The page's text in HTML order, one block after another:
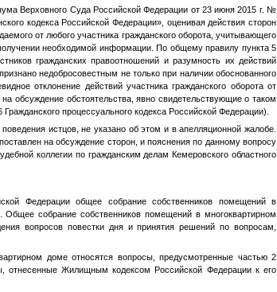
Верховного Суда Российской Федерации от 23 июня 2015 г. №
кодекса Российской Федерации», оценивая действия сторон
от любого участника гражданского оборота, учитывающего
необходимой информации. По общему правилу пункта 5
гражданских правоотношений и разумность их действий
недобросовестным не только при наличии обоснованного
отклонение действий участника гражданского оборота от
обсуждение обстоятельства, явно свидетельствующие о таком
процессуального кодекса Российской Федерации).
истцов, не указано об этом и в апелляционной жалобе.
на обсуждение сторон, и пояснения по данному вопросу
коллегии по гражданским делам Кемеровского областного
Федерации общее собрание собственников помещений в
собрание собственников помещений в многоквартирном
вопросов повестки дня и принятия решений по вопросам,
доме относятся вопросы, предусмотренные частью 2
отнесенные Жилищным кодексом Российской Федерации к его